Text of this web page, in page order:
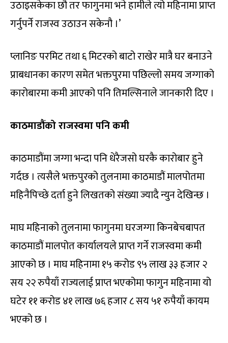
उठाइसकेका छौ तर फागुनमा भने हामीले त्यो महिनामा प्राप्त
गर्नुपर्ने राजस्व उठाउन सकेनौ ।’
प्लानिङ परमिट तथा ६ मिटरको बाटो राखेर मात्रै घर बनाउने
प्राबधानका कारण समेत भक्तपुरमा पछिल्लो समय जग्गाको
कारोबारमा कमी आएको पनि तिमल्सिनाले जानकारी दिए ।
काठमाडौंको राजस्वमा पनि कमी
काठमाडौंमा जग्गा भन्दा पनि धेरैजसो घरकै कारोबार हुने
गर्दछ । त्यसैले भक्तपुरको तुलनामा काठमाडौं मालपोतमा
महिनैपिच्छे दर्ता हुने लिखतको संख्या ज्यादै न्युन देखिन्छ ।
माघ महिनाको तुलनामा फागुनमा घरजग्गा किनबेचबापत
काठमाडौं मालपोत कार्यालयले प्राप्त गर्ने राजस्वमा कमी
आएको छ । माघ महिनामा १५ करोड ९५ लाख ३३ हजार २
सय २२ रुपैयाँ राज्यलाई प्राप्त भएकोमा फागुन महिनामा यो
घटेर ११ करोड ४१ लाख ७६ हजार ८ सय ५१ रुपैयाँ कायम
भएको छ ।